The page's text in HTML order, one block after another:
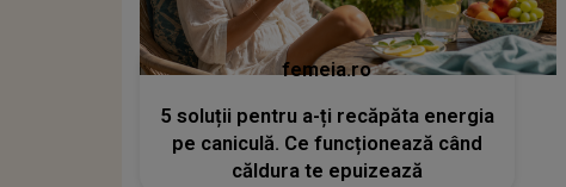
femeia.ro
5 soluții pentru a-ți recăpăta energia
pe caniculă. Ce funcționează când
căldura te epuizează